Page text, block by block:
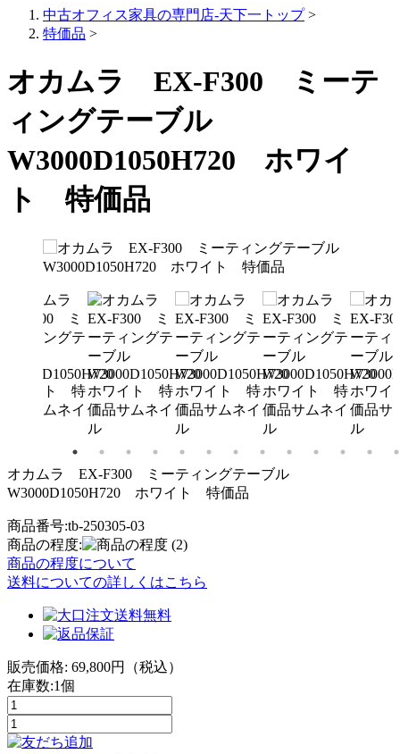
中古オフィス家具の専門店-天下一トップ>
特価品 >
オカムラ EX-F300 ミーテ
ィングテーブル
W3000D1050H720 ホワイ
ト 特価品
オカムラ EX-F300 ミーティングテーブル
W3000D1050H720 ホワイト 特価品
商品番号:tb-250305-03
商品の程度:
(2)
商品の程度について
送料についての詳しくはこちら
販売価格: 69,800円（税込）
在庫数:1個